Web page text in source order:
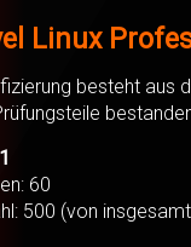
Linux
besteht aus
60
500 (von